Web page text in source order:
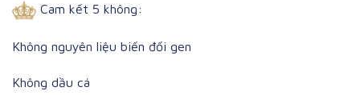
Cam kết 5 không:
Không nguyên liệu biến đổi gen
Không dầu cá